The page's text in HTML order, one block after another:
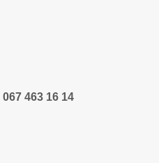
067 463 16 14